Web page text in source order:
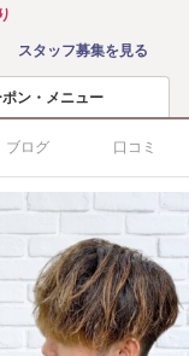
スタッフ募集を見る
ポン・メニュー
ブログ 口コミ